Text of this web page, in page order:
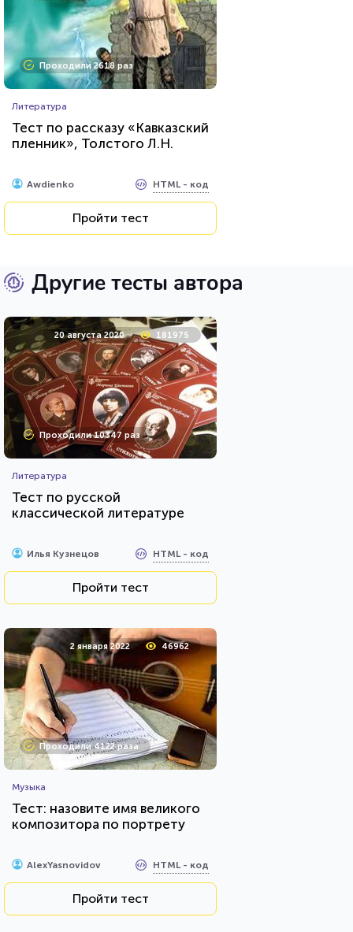
Проходили 2618 раз
Литература
Тест по рассказу «Кавказский
пленник», Толстого Л.Н.
Awdienko HTML - код
Пройти тест
Другие тесты автора
20 августа 2020 181975
Проходили 10347 раз
Литература
Тест по русской
классической литературе
Илья Кузнецов HTML - код
Пройти тест
2 января 2022 46962
Проходили 4122 раза
Музыка
Тест: назовите имя великого
композитора по портрету
AlexYasnovidov HTML - код
Пройти тест